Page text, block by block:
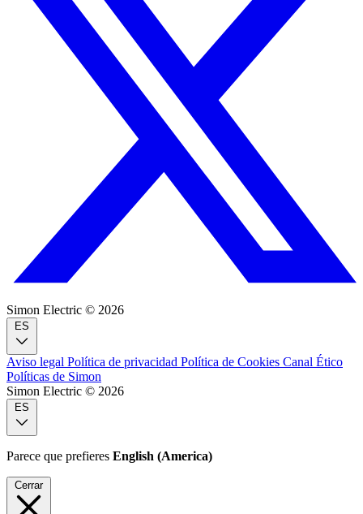
Simon Electric © 2026
Aviso legal Política de privacidad Política de Cookies Canal Ético
Políticas de Simon
Simon Electric © 2026
Parece que prefieres English (America)
Cerrar